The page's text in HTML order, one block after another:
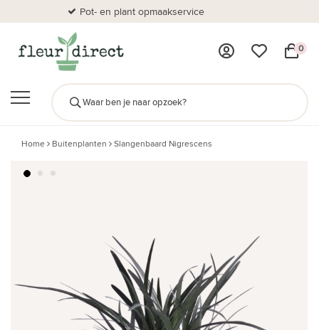
Pot- en plant opmaakservice
0
Home Buitenplanten Slangenbaard Nigrescens